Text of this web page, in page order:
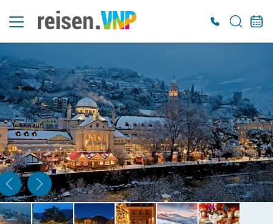
Es konnten keine gültigen Angebote gefunden werden. Bitte wenden Sie sich an
unser Service-Center.